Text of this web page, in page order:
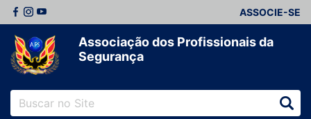
ASSOCIE-SE
Associação dos Profissionais da
Segurança